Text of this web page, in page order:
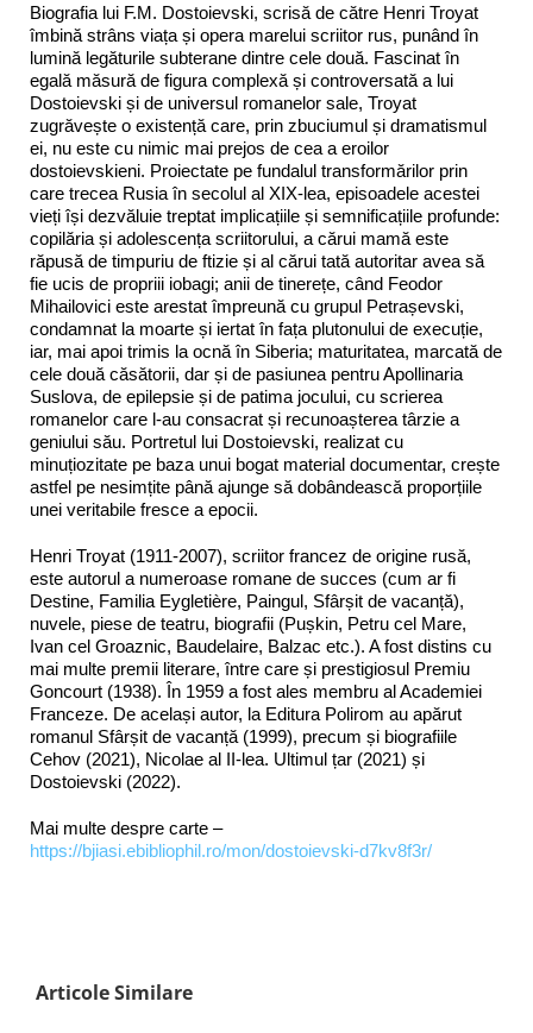
Biografia lui F.M. Dostoievski, scrisă de către Henri Troyat
îmbină strâns viața și opera marelui scriitor rus, punând în
lumină legăturile subterane dintre cele două. Fascinat în
egală măsură de figura complexă și controversată a lui
Dostoievski și de universul romanelor sale, Troyat
zugrăvește o existență care, prin zbuciumul și dramatismul
ei, nu este cu nimic mai prejos de cea a eroilor
dostoievskieni. Proiectate pe fundalul transformărilor prin
care trecea Rusia în secolul al XIX-lea, episoadele acestei
vieți își dezvăluie treptat implicațiile și semnificațiile profunde:
copilăria și adolescența scriitorului, a cărui mamă este
răpusă de timpuriu de ftizie și al cărui tată autoritar avea să
fie ucis de propriii iobagi; anii de tinerețe, când Feodor
Mihailovici este arestat împreună cu grupul Petrașevski,
condamnat la moarte și iertat în fața plutonului de execuție,
iar, mai apoi trimis la ocnă în Siberia; maturitatea, marcată de
cele două căsătorii, dar și de pasiunea pentru Apollinaria
Suslova, de epilepsie și de patima jocului, cu scrierea
romanelor care l-au consacrat și recunoașterea târzie a
geniului său. Portretul lui Dostoievski, realizat cu
minuțiozitate pe baza unui bogat material documentar, crește
astfel pe nesimțite până ajunge să dobândească proporțiile
unei veritabile fresce a epocii.
Henri Troyat (1911-2007), scriitor francez de origine rusă,
este autorul a numeroase romane de succes (cum ar fi
Destine, Familia Eygletière, Paingul, Sfârșit de vacanță),
nuvele, piese de teatru, biografii (Pușkin, Petru cel Mare,
Ivan cel Groaznic, Baudelaire, Balzac etc.). A fost distins cu
mai multe premii literare, între care și prestigiosul Premiu
Goncourt (1938). În 1959 a fost ales membru al Academiei
Franceze. De același autor, la Editura Polirom au apărut
romanul Sfârșit de vacanță (1999), precum și biografiile
Cehov (2021), Nicolae al II-lea. Ultimul țar (2021) și
Dostoievski (2022).
Mai multe despre carte –
https://bjiasi.ebibliophil.ro/mon/dostoievski-d7kv8f3r/
Articole Similare